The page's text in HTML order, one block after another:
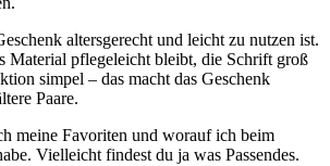
altersgerecht und leicht zu nutzen ist.
Material pflegeleicht bleibt, die Schrift groß
simpel – das macht das Geschenk
Paare.
meine Favoriten und worauf ich beim
Vielleicht findest du ja was Passendes.